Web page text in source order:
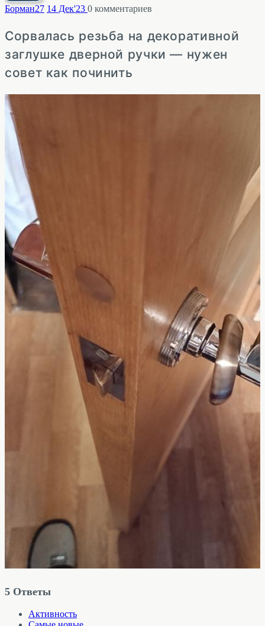
Борман27 14 Дек'23 0 комментариев
Сорвалась резьба на декоративной
заглушке дверной ручки — нужен
совет как починить
5 Ответы
Активность